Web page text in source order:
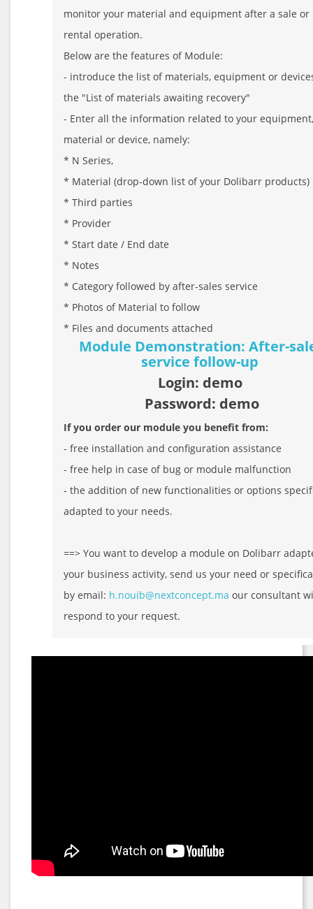
monitor your material and equipment after a sale or
rental operation.
Below are the features of Module:
- introduce the list of materials, equipment or
the "List of materials awaiting recovery"
- Enter all the information related to your equipment,
material or device, namely:
* N Series,
* Material (drop-down list of your Dolibarr products)
* Third parties
* Provider
* Start date / End date
* Notes
* Category followed by after-sales service
* Photos of Material to follow
* Files and documents attached
Module Demonstration: After-
service follow-up
Login: demo
Password: demo
If you order our module you benefit from:
- free installation and configuration assistance
- free help in case of bug or module malfunction
- the addition of new functionalities or options
adapted to your needs.
==> You want to develop a module on Dolibarr
your business activity, send us your need or
by email: h.nouib@nextconcept.ma our consultant
respond to your request.